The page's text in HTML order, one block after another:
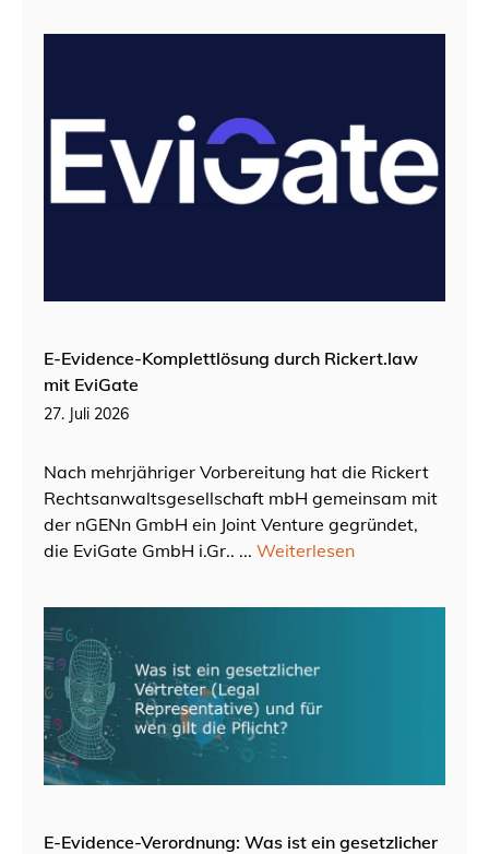
E-Evidence-Komplettlösung durch Rickert.law
mit EviGate
27. Juli 2026
Nach mehrjähriger Vorbereitung hat die Rickert
Rechtsanwaltsgesellschaft mbH gemeinsam mit
der nGENn GmbH ein Joint Venture gegründet,
die EviGate GmbH i.Gr.. ... Weiterlesen
E-Evidence-Verordnung: Was ist ein gesetzlicher